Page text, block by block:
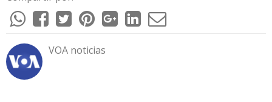
VOA noticias